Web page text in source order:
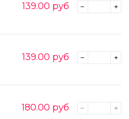
139.00 руб
139.00 руб
180.00 руб